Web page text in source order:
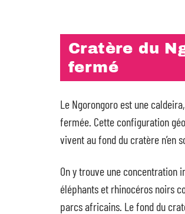
Cratère du
fermé
Le Ngorongoro est une
fermée. Cette configuration
vivent au fond du cratère n’en
On y trouve une concentration
éléphants et rhinocéros noirs
parcs africains. Le fond du